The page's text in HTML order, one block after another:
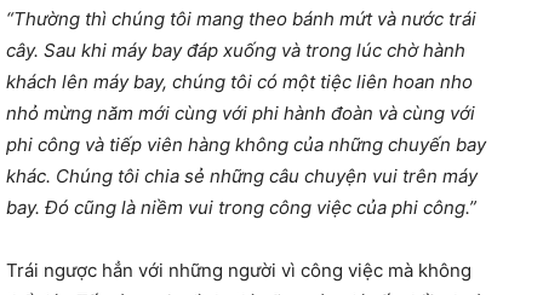
“Thường thì chúng tôi mang theo bánh mứt và nước trái
cây. Sau khi máy bay đáp xuống và trong lúc chờ hành
khách lên máy bay, chúng tôi có một tiệc liên hoan nho
nhỏ mừng năm mới cùng với phi hành đoàn và cùng với
phi công và tiếp viên hàng không của những chuyến bay
khác. Chúng tôi chia sẻ những câu chuyện vui trên máy
bay. Đó cũng là niềm vui trong công việc của phi công.”
Trái ngược hẳn với những người vì công việc mà không